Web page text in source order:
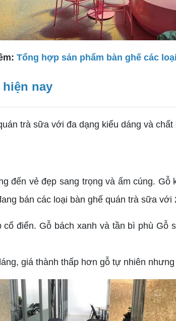
Tổng hợp sản phẩm bàn ghế các
nay
trà sữa với đa dạng kiểu dáng và
đến vẻ đẹp sang trọng và ấm cúng.
bán các loại bàn ghế quán trà sữa với
điển. Gỗ bách xanh và tần bì phù Gỗ
giá thành thấp hơn gỗ tự nhiên